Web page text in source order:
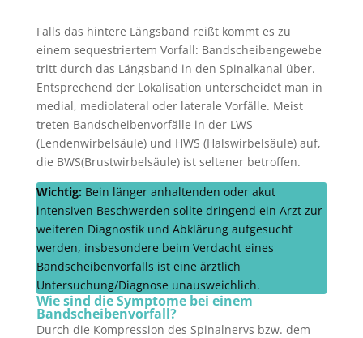
Falls das hintere Längsband reißt kommt es zu
einem sequestriertem Vorfall: Bandscheibengewebe
tritt durch das Längsband in den Spinalkanal über.
Entsprechend der Lokalisation unterscheidet man in
medial, mediolateral oder laterale Vorfälle. Meist
treten Bandscheibenvorfälle in der LWS
(Lendenwirbelsäule) und HWS (Halswirbelsäule) auf,
die BWS(Brustwirbelsäule) ist seltener betroffen.
Wichtig: Bein länger anhaltenden oder akut
intensiven Beschwerden sollte dringend ein Arzt zur
weiteren Diagnostik und Abklärung aufgesucht
werden, insbesondere beim Verdacht eines
Bandscheibenvorfalls ist eine ärztlich
Untersuchung/Diagnose unausweichlich.
Wie sind die Symptome bei einem
Bandscheibenvorfall?
Durch die Kompression des Spinalnervs bzw. dem